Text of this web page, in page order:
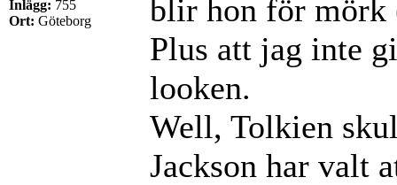
Inlägg: 755
Ort: Göteborg
blir hon för mörk
Plus att jag inte
looken.
Well, Tolkien
Jackson har valt